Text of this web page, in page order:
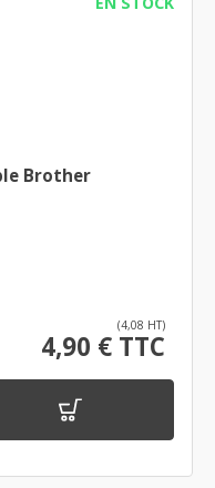
Brother
(4,08 HT)
4,90 € TTC